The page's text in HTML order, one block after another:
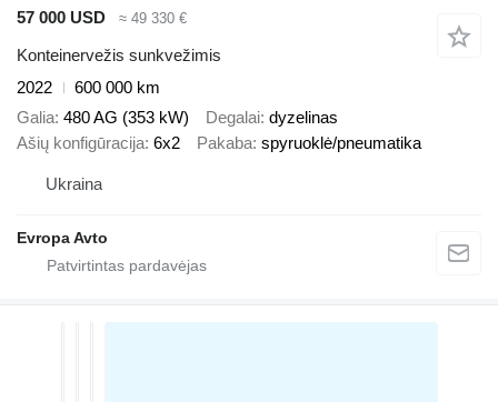
57 000 USD
≈ 49 330 €
Konteinervežis sunkvežimis
2022
600 000 km
Galia 480 AG (353 kW) Degalai dyzelinas
Ašių konfigūracija 6x2 Pakaba spyruoklė/pneumatika
Ukraina
Evropa Avto